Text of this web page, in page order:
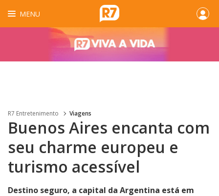
MENU
R7 Entretenimento Viagens
Buenos Aires encanta com
seu charme europeu e
turismo acessível
Destino seguro, a capital da Argentina está em